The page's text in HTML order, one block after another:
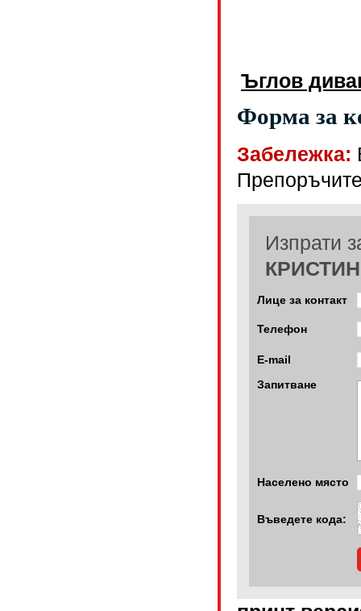
Ъглов
Форма за
Забележка:
Изпрати
Лице за контакт
Телефон
E-mail
Запитване
Населено място
Въведете кода: